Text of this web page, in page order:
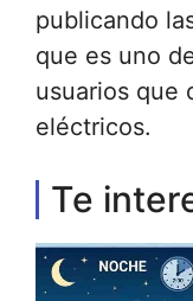
publicando
que es uno
usuarios que
eléctricos.
Te